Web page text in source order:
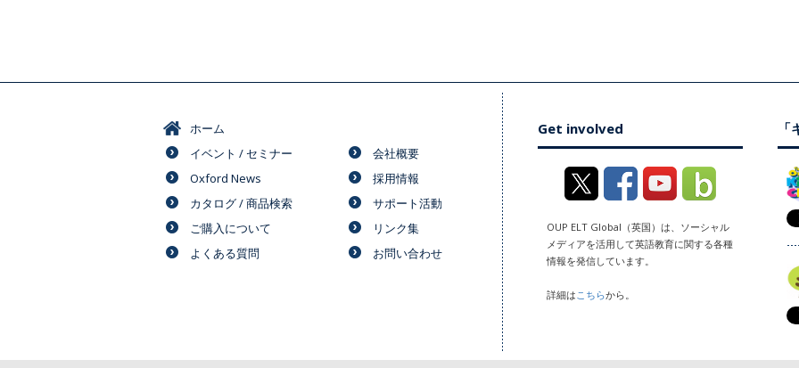
ホーム
イベント / セミナー
Oxford News
カタログ / 商品検索
ご購入について
よくある質問
会社概要
採用情報
サポート活動
リンク集
お問い合わせ
Get involved
OUP ELT Global（英国）は、ソーシャル
メディアを活用して英語教育に関する各種
情報を発信しています。
詳細はこちらから。